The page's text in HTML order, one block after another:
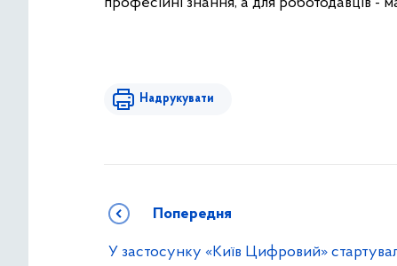
Надрукувати
Попередня
У застосунку «Київ Цифровий»